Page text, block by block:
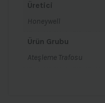
Üretici
Honeywell
Ürün Grubu
Ateşleme Trafosu